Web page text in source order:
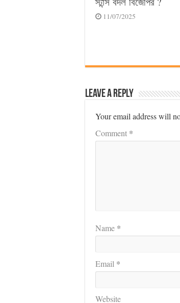
11/07/2025
Leave a Reply
Your email address will
Comment *
Name *
Email *
Website